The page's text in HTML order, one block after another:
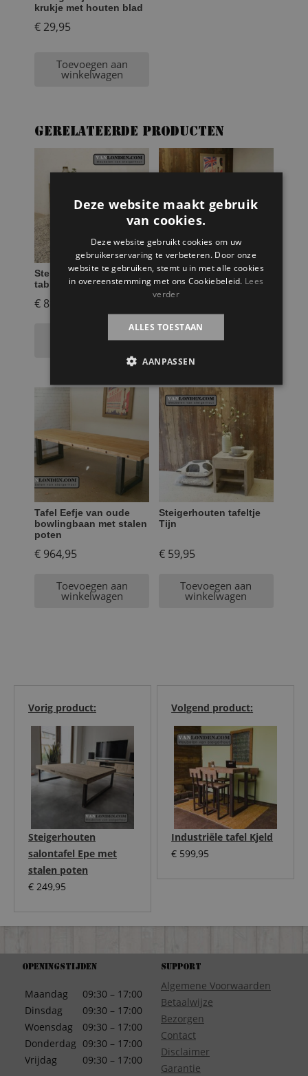
krukje met houten blad
€29,95
Toevoegen aan
winkelwagen
Gerelateerde producten
Steigerhouten side
table Stella
€ 89,95
Eettafel Bastiaan van
oude bowlingbaan
Tafel Eefje van oude
bowlingbaan met stalen
poten
€ 964,95
Toevoegen aan
winkelwagen
Steigerhouten tafeltje
Tijn
€59,95
Toevoegen aan
winkelwagen
Volgend product:
Industriële tafel Kjeld
€ 599,95
Vorig product:
Steigerhouten
salontafel Epe met
stalen poten
€ 249,95
Openingstijden
Maandag
Dinsdag
Woensdag
Donderdag
Vrijdag
09:30 – 17:00
09:30 – 17:00
09:30 – 17:00
09:30 – 17:00
09:30 – 17:00
Support
Algemene Voorwaarden
Betaalwijze
Bezorgen
Contact
Disclaimer
Garantie
Deze website maakt gebruik
van cookies.
Deze website gebruikt cookies om uw
gebruikerservaring te verbeteren. Door onze
website te gebruiken, stemt u in met alle cookies
in overeenstemming met ons Cookiebeleid. Lees
verder
ALLES TOESTAAN
AANPASSEN